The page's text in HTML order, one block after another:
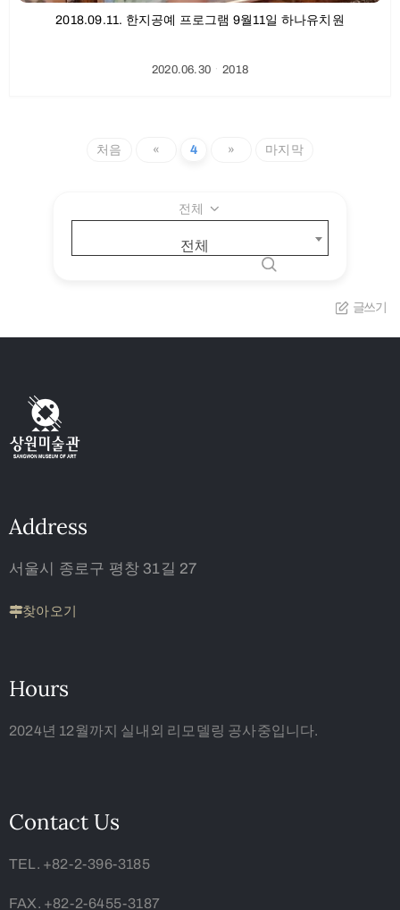
2018.09.11. 한지공예 프로그램 9월11일 하나유치원
2020.06.30ㆍ2018
처음 « 4 » 마지막
전체
전체
글쓰기
Address
서울시 종로구 평창 31길 27
찾아오기
Hours
2024년 12월까지 실내외 리모델링 공사중입니다.
Contact Us
TEL. +82-2-396-3185
FAX. +82-2-6455-3187